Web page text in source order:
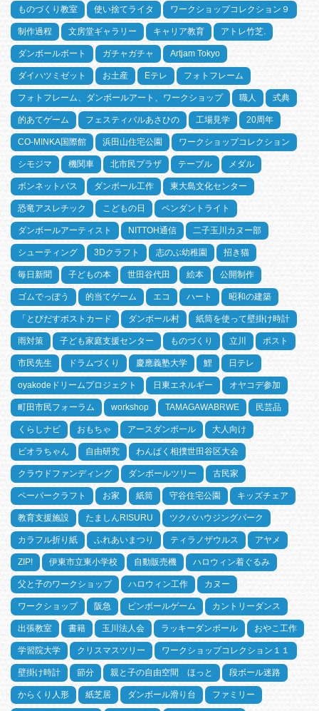
ものづくり教室 使い捨てライタ ワークショップコレクション９
制作過程 文房堂ギャラリー キャリア教育 アトレ竹芝.
ダンボールボート ガチャガチャ Artjam Tokyo
ダイハツミゼット お土産 Eテレ フォトフレーム
フォトフレーム、ダンボールアート、ワークショップ 職人 式典
的あてゲーム フェスティバルあさひの 工場見学 20周年
CO-MINKA国際館 浜田山住宅公園 ワークショップコレクション
シモジマ 機関車 北市民プラザ テーブル メダル
ボンネットバス ダンボール工作 東大島文化センター
恐竜アスレチック こどもの日 ペンダントライト
ダンボールアーティスト NITTOH通信 二子玉川カヌー部
シューティング 3Dクラフト 志のぶ幼稚園 招き猫
毎日新聞 子どもの本 世田谷代田 絵本 公開制作
ゴムでっぽう 的当てゲーム エコ ハート 昭和の建築
「とびだすポストカード ダンボール村 紙筒を使って壁掛け時計
雨対策 子ども家庭支援センター ものづくり 立川 ポスト
市民先生 ドラムづくり 慶應義塾大学 鯉 日テレ
oyakodeドリームプロジェクト 日東エネルギー オヤコデ参加
町田市民フォーラム workshop TAMAGAWABRWE 民芸品
くらしナビ おもちゃ アースダンボール 大人向け
ビオラちゃん 自由研究 わんぱく相撲世田谷区大会
クラウドファンディング ダンボールツリー 古民家
ペーパークラフト お家 紙筒 守谷住宅公園 キッズチェア
教育支援施設 たましんRISURU ツクバハウジングパーク
カラフル折り紙 ふれあいまつり ティラノザウルス アヤメ
ZIP! 伊東市立東小学校 自動販売機 ハロウィン着ぐるみ
父と子のワークショップ ハロウィン工作 カヌー
ワークショップ 阪急 ピンボールゲーム カントリーダンス
出張教室 書籍 玉川法人会 ラッキーダンボール おやこ工作
学習院大学 クリスマスツリー ワークショップコレクション１１
壁掛け時計 節分 親と子の自由空間 ほっと 段ボール迷路
からくり人形 紙芝居 ダンボール滑り台 ファミリー